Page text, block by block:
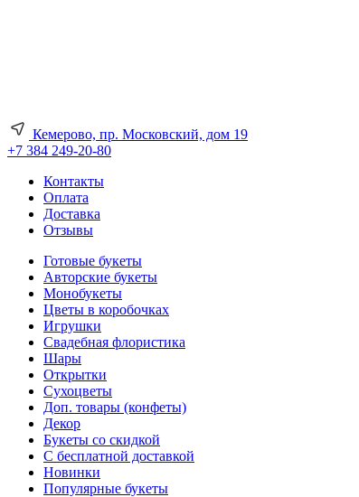
Кемерово, пр. Московский, дом 19
+7 384 249-20-80
Контакты
Оплата
Доставка
Отзывы
Готовые букеты
Авторские букеты
Монобукеты
Цветы в коробочках
Игрушки
Свадебная флористика
Шары
Открытки
Сухоцветы
Доп. товары (конфеты)
Декор
Букеты со скидкой
С бесплатной доставкой
Новинки
Популярные букеты